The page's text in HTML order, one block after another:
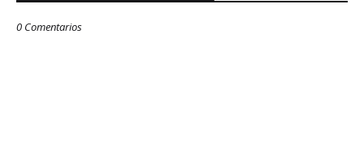
0 Comentarios